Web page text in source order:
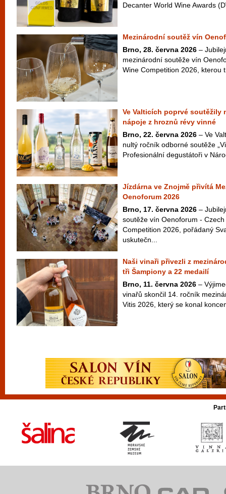
Decanter World Wine Awards
Mezinárodní soutěž vín
Brno, 28. června 2026 –
mezinárodní soutěže vín
Wine Competition 2026, kterou
Ve Valticích poprvé soutěžily
nápoje z hroznů révy vinné
Brno, 22. června 2026 – Ve
nultý ročník odborné soutěže
Profesionální degustátoři v
Jízdárna ve Znojmě přivítá
Oenoforum 2026
Brno, 17. června 2026 –
soutěže vín Oenoforum -
Competition 2026, pořádaný
uskutečn...
Naši vinaři přivezli z
tři Šampiony a 22 medailí
Brno, 11. června 2026 –
vinařů skončil 14. ročník
Vitis 2026, který se konal